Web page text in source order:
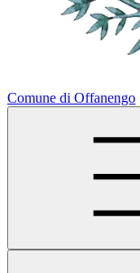
Comune di Offanengo